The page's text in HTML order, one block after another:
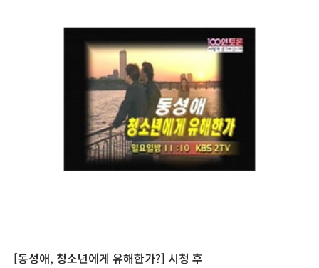
[동성애, 청소년에게 유해한가?] 시청 후